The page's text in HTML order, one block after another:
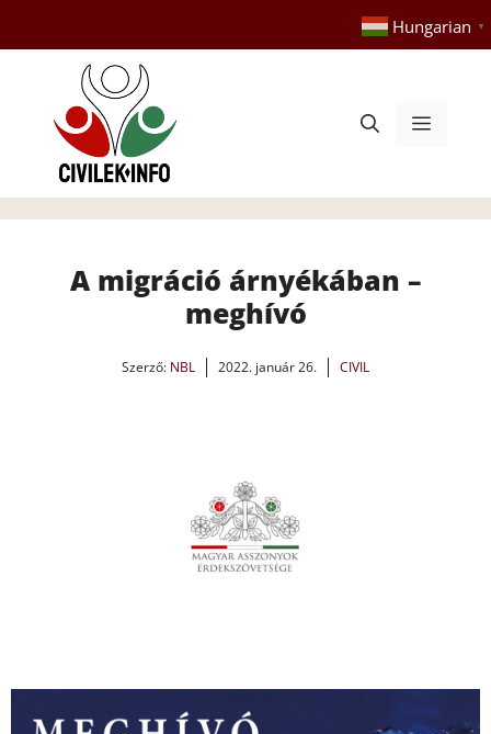
tartalomba
Hungarian ▼
Menü
A migráció árnyékában –
meghívó
Szerző: NBL 2022. január 26. CIVIL